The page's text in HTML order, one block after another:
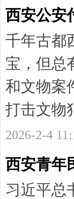
西安公安
千年古都
宝，但总
和文物案
打击文物
2026-2-4
西安青年
习近平总